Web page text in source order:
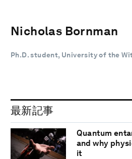
Nicholas Bornman
Ph.D. student, University of the
最新記事
Quantum
and why
it